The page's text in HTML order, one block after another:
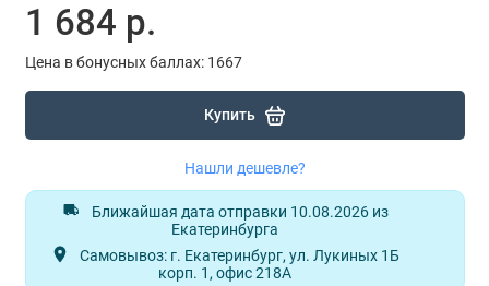
1 684 р.
Цена в бонусных баллах: 1667
Купить
Нашли дешевле?
Ближайшая дата отправки 10.08.2026 из
Екатеринбурга
Самовывоз: г. Екатеринбург, ул. Лукиных 1Б
корп. 1, офис 218А